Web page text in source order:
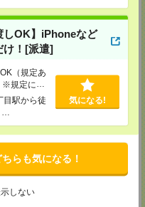
しOK】iPhoneなど
け！[派遣]
（規定あ
規定によ
目駅から徒
気になる!
ちらも気になる！
しない
神戸ハーバーランドセンタービ
広島興銀ビル11階